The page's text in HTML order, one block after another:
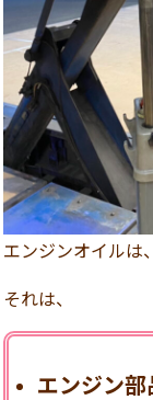
エンジンオイルは
それは、
エンジン